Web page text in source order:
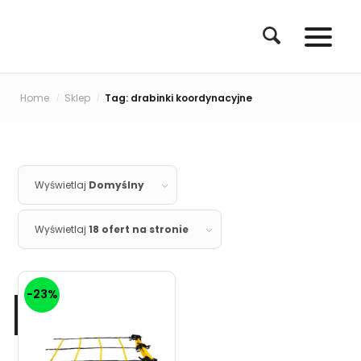
Home / Sklep / Tag: drabinki koordynacyjne
Wyświetlaj Domyślny
Wyświetlaj18 ofert na stronie
-23%